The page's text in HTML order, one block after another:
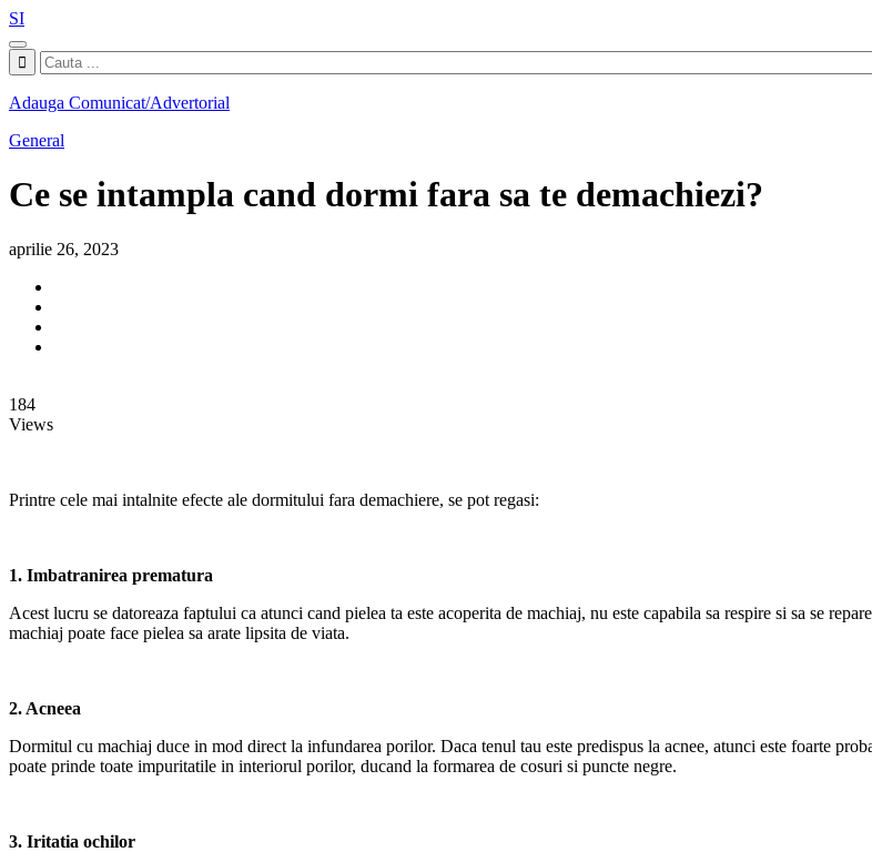
SI
Adauga Comunicat/Advertorial
General
Ce se intampla cand dormi fara sa te demachiezi?
aprilie 26, 2023
184
Views
Printre cele mai intalnite efecte ale dormitului fara demachiere, se pot regasi:
1. Imbatranirea prematura
Acest lucru se datoreaza faptului ca atunci cand pielea ta este acoperita de machiaj, nu este capabila sa respire si sa se
machiaj poate face pielea sa arate lipsita de viata.
2. Acneea
Dormitul cu machiaj duce in mod direct la infundarea porilor. Daca tenul tau este predispus la acnee, atunci este foarte
poate prinde toate impuritatile in interiorul porilor, ducand la formarea de cosuri si puncte negre.
3. Iritatia ochilor